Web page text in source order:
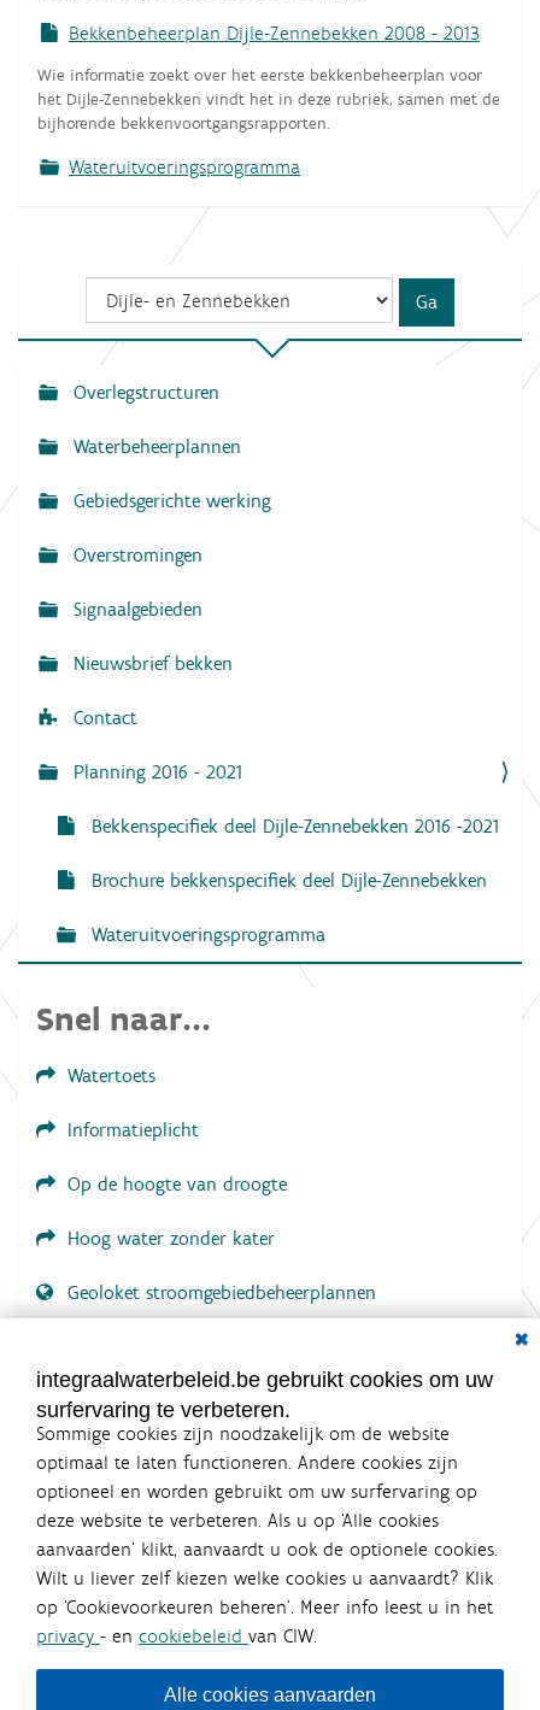
Bekkenbeheerplan Dijle-Zennebekken 2008 - 2013
Wie informatie zoekt over het eerste bekkenbeheerplan voor
het Dijle-Zennebekken vindt het in deze rubriek, samen met de
bijhorende bekkenvoortgangsrapporten.
Wateruitvoeringsprogramma
N
a
i
g
t
Overlegstructuren
Waterbeheerplannen
Gebiedsgerichte werking
Overstromingen
Signaalgebieden
Nieuwsbrief bekken
Contact
Planning 2016 - 2021
Bekkenspecifiek deel Dijle-Zennebekken 2016 -2021
Brochure bekkenspecifiek deel Dijle-Zennebekken
Wateruitvoeringsprogramma
Snel naar...
Watertoets
Informatieplicht
Op de hoogte van droogte
Hoog water zonder kater
Geoloket stroomgebiedbeheerplannen
LOGIN VEREIST
integraalwaterbeleid.be gebruikt cookies om uw
surfervaring te verbeteren.
Sommige cookies zijn noodzakelijk om de website
optimaal te laten functioneren. Andere cookies zijn
optioneel en worden gebruikt om uw surfervaring op
deze website te verbeteren. Als u op ‘Alle cookies
aanvaarden’ klikt, aanvaardt u ook de optionele cookies.
Wilt u liever zelf kiezen welke cookies u aanvaardt? Klik
op ‘Cookievoorkeuren beheren’. Meer info leest u in het
privacy - en cookiebeleid van CIW.
Alle cookies aanvaarden
Integraalwaterbeleid.be is een
officiële website van de Vlaamse
overheid
uitgegeven door Coördinatiecommissie Integraal
Waterbeleid
De Coördinatiecommissie Integraal Waterbeleid (CIW) is een
bestuursniveaus die bij het waterbeleid betrokken zijn. Ook
waterbedrijven nemen deel aan het overleg. Deze